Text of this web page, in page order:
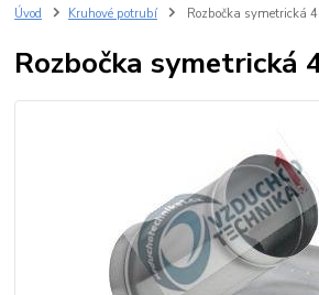
Úvod Kruhové potrubí Rozbočka symetrická
Rozbočka symetrická